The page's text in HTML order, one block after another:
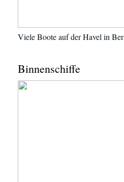
Viele Boote auf der Havel in
Binnenschiffe